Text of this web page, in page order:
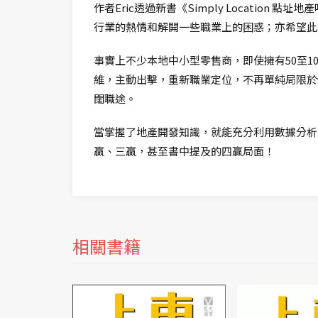
作者Eric透過新書《Simply Location 點址地產
行業的熱情和解開一些職業上的困惑；亦希望
事實上不少本地中小型零售商，即使擁有50至
維，主動出擊，重新職業定位，不再單純局限
闊職途。
當掌握了地產開發知識，就能充分利用數據分
贏、三贏，甚至書中提及的四贏局面！
相關書籍